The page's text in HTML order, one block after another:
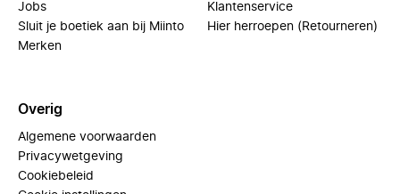
Jobs
Sluit je boetiek aan bij Miinto
Merken
Klantenservice
Hier herroepen (Retourneren)
Overig
Algemene voorwaarden
Privacywetgeving
Cookiebeleid